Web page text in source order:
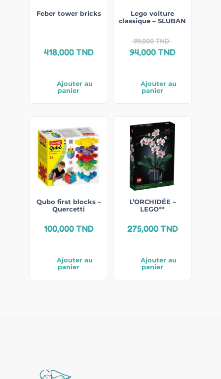
Feber tower bricks
418,000TND
Ajouter au
panier
Lego voiture
classique – SLUBAN
99,000TND
94,000TND
Ajouter au
panier
Qubo first blocks –
Quercetti
100,000TND
Ajouter au
panier
L’ORCHIDÉE –
LEGO**
275,000TND
Ajouter au
panier